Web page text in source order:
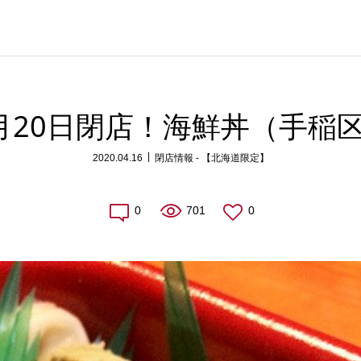
20日閉店！海鮮丼（手稲
2020.04.16 閉店情報 - 【北海道限定】
0 701 0